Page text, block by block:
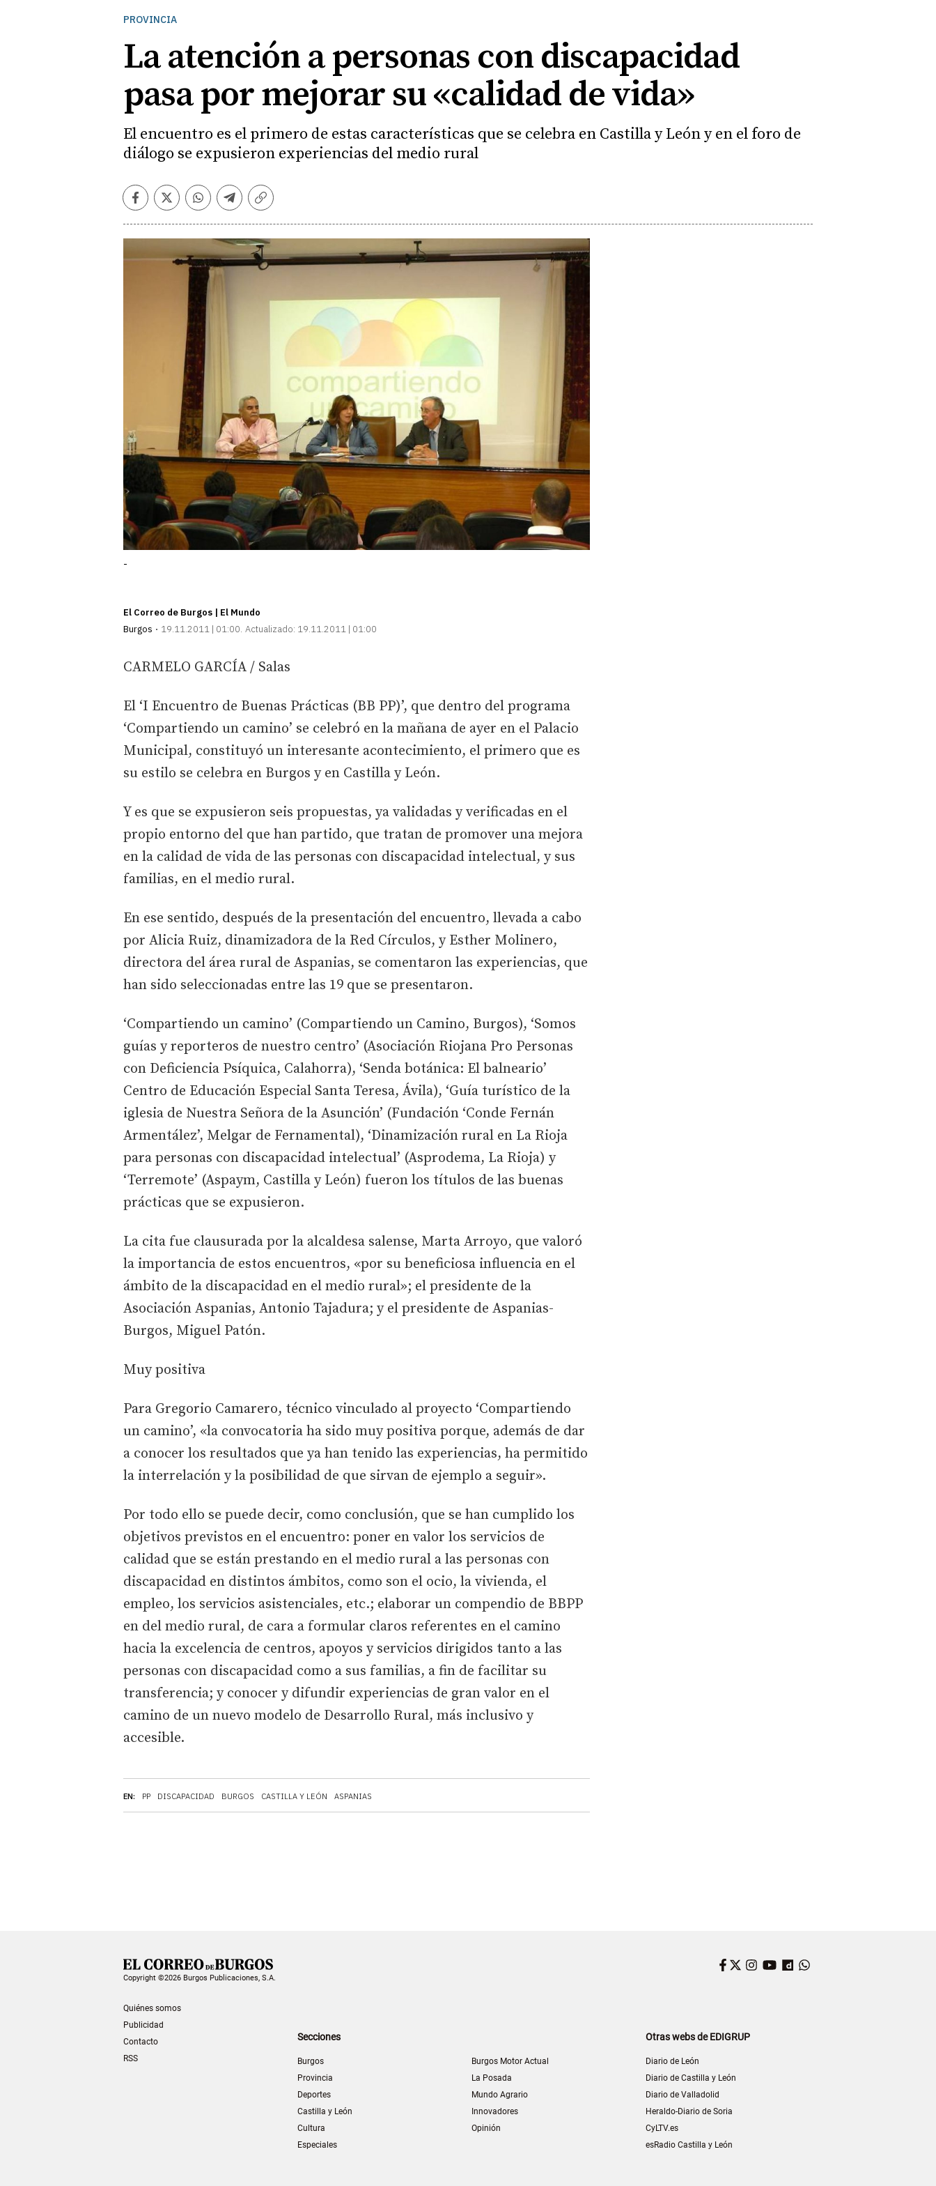
PROVINCIA
La atención a personas con discapacidad
pasa por mejorar su «calidad de vida»
El encuentro es el primero de estas características que se celebra en Castilla y León y en el foro de
diálogo se expusieron experiencias del medio rural
Facebook
TwitterWhatsapp
Telegram
Copiar
-
El Correo de Burgos | El Mundo
Burgos
19.11.2011 | 01:00 Actualizado: 19.11.2011 | 01:00
EN: PP DISCAPACIDAD BURGOS CASTILLA Y LEÓN ASPANIAS
CARMELO GARCÍA / Salas
El ‘I Encuentro de Buenas Prácticas (BB PP)’, que dentro del programa
‘Compartiendo un camino’ se celebró en la mañana de ayer en el Palacio
Municipal, constituyó un interesante acontecimiento, el primero que es
su estilo se celebra en Burgos y en Castilla y León.
Y es que se expusieron seis propuestas, ya validadas y verificadas en el
propio entorno del que han partido, que tratan de promover una mejora
en la calidad de vida de las personas con discapacidad intelectual, y sus
familias, en el medio rural.
En ese sentido, después de la presentación del encuentro, llevada a cabo
por Alicia Ruiz, dinamizadora de la Red Círculos, y Esther Molinero,
directora del área rural de Aspanias, se comentaron las experiencias, que
han sido seleccionadas entre las 19 que se presentaron.
‘Compartiendo un camino’ (Compartiendo un Camino, Burgos), ‘Somos
guías y reporteros de nuestro centro’ (Asociación Riojana Pro Personas
con Deficiencia Psíquica, Calahorra), ‘Senda botánica: El balneario’
Centro de Educación Especial Santa Teresa, Ávila), ‘Guía turístico de la
iglesia de Nuestra Señora de la Asunción’ (Fundación ‘Conde Fernán
Armentález’, Melgar de Fernamental), ‘Dinamización rural en La Rioja
para personas con discapacidad intelectual’ (Asprodema, La Rioja) y
‘Terremote’ (Aspaym, Castilla y León) fueron los títulos de las buenas
prácticas que se expusieron.
La cita fue clausurada por la alcaldesa salense, Marta Arroyo, que valoró
la importancia de estos encuentros, «por su beneficiosa influencia en el
ámbito de la discapacidad en el medio rural»; el presidente de la
Asociación Aspanias, Antonio Tajadura; y el presidente de Aspanias-
Burgos, Miguel Patón.
Muy positiva
Para Gregorio Camarero, técnico vinculado al proyecto ‘Compartiendo
un camino’, «la convocatoria ha sido muy positiva porque, además de dar
a conocer los resultados que ya han tenido las experiencias, ha permitido
la interrelación y la posibilidad de que sirvan de ejemplo a seguir».
Por todo ello se puede decir, como conclusión, que se han cumplido los
objetivos previstos en el encuentro: poner en valor los servicios de
calidad que se están prestando en el medio rural a las personas con
discapacidad en distintos ámbitos, como son el ocio, la vivienda, el
empleo, los servicios asistenciales, etc.; elaborar un compendio de BBPP
en del medio rural, de cara a formular claros referentes en el camino
hacia la excelencia de centros, apoyos y servicios dirigidos tanto a las
personas con discapacidad como a sus familias, a fin de facilitar su
transferencia; y conocer y difundir experiencias de gran valor en el
camino de un nuevo modelo de Desarrollo Rural, más inclusivo y
accesible.
Copyright ©2026 Burgos Publicaciones, S.A.
Quiénes somos
Publicidad
Contacto
RSS
Facebook
Twitter
Instagram
YouTube
Dailymotion
Secciones
Burgos
Provincia
Deportes
Castilla y León
Cultura
Especiales
Burgos Motor Actual
La Posada
Mundo Agrario
Innovadores
Opinión
Otras webs de EDIGRUP
Diario de León
Diario de Castilla y León
Diario de Valladolid
Heraldo-Diario de Soria
CyLTV.es
esRadio Castilla y León